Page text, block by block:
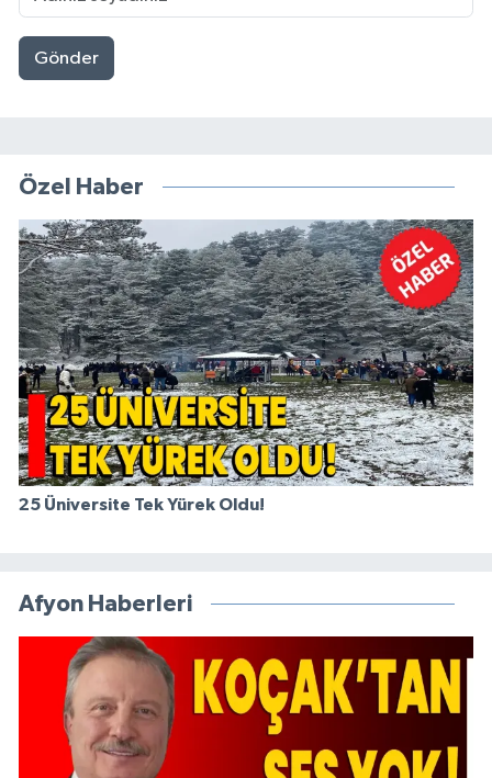
Gönder
Özel Haber
25 Üniversite Tek Yürek Oldu!
Afyon Haberleri